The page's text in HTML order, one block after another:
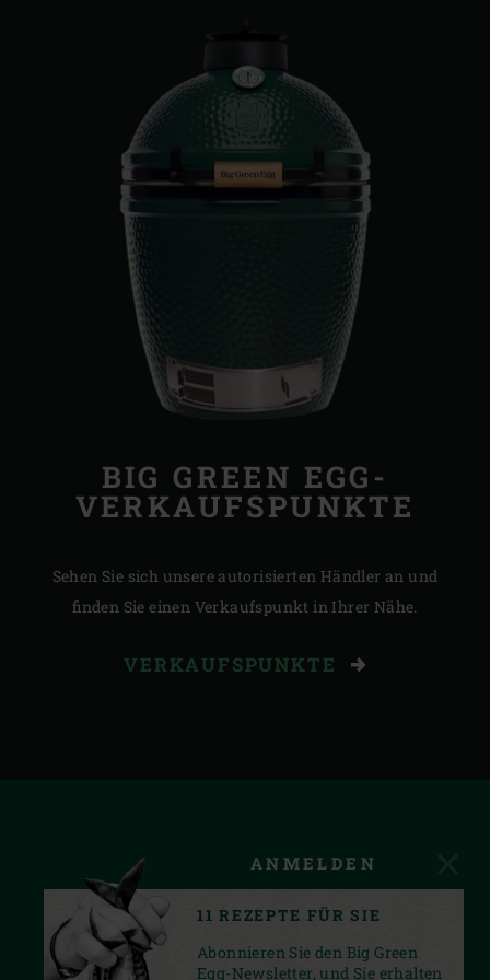
BIG GREEN EGG-
VERKAUFSPUNKTE
Sehen Sie sich unsere autorisierten Händler an und
finden Sie einen Verkaufspunkt in Ihrer Nähe.
VERKAUFSPUNKTE
ANMELDEN
11 REZEPTE FÜR SIE
Abonnieren Sie den Big Green
Egg-Newsletter, und Sie erhalten